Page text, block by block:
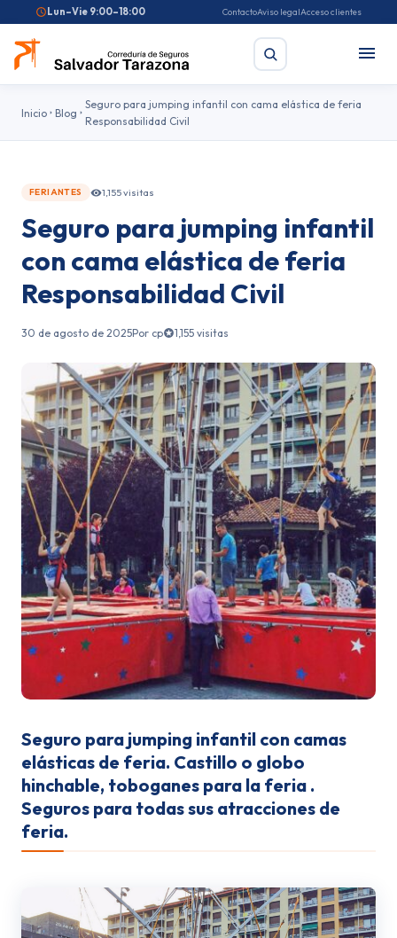
Lun–Vie 9:00–18:00 ContactoAviso legalAcceso clientes
Seguro de salud
Pirotecnia Feriantes Fallas
Inicio Blog
Seguro para jumping infantil con cama elástica de feria
Responsabilidad Civil
FERIANTES 1,155 visitas
Seguro para jumping infantil
con cama elástica de feria
Responsabilidad Civil
30 de agosto de 2025Por cp 1,155 visitas
Seguro para jumping infantil con camas
elásticas de feria. Castillo o globo
hinchable, toboganes para la feria .
Seguros para todas sus atracciones de
feria.